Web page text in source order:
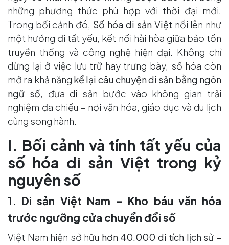
những phương thức phù hợp với thời đại mới.
Trong bối cảnh đó, Số hóa di sản Việt nổi lên như
một hướng đi tất yếu, kết nối hài hòa giữa bảo tồn
truyền thống và công nghệ hiện đại. Không chỉ
dừng lại ở việc lưu trữ hay trưng bày, số hóa còn
mở ra khả năng kể lại câu chuyện di sản bằng ngôn
ngữ số, đưa di sản bước vào không gian trải
nghiệm đa chiều – nơi văn hóa, giáo dục và du lịch
cùng song hành.
I. Bối cảnh và tính tất yếu của
số hóa di sản Việt trong kỷ
nguyên số
1. Di sản Việt Nam – Kho báu văn hóa
trước ngưỡng cửa chuyển đổi số
Việt Nam hiện sở hữu hơn 40.000 di tích lịch sử –